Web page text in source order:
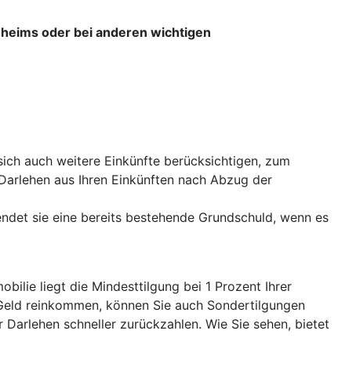
oder bei anderen wichtigen
auch weitere Einkünfte berücksichtigen, zum
aus Ihren Einkünften nach Abzug der
sie eine bereits bestehende Grundschuld, wenn es
liegt die Mindesttilgung bei 1 Prozent Ihrer
reinkommen, können Sie auch Sondertilgungen
schneller zurückzahlen. Wie Sie sehen, bietet